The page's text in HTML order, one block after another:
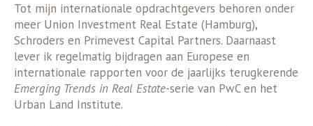
Tot mijn internationale opdrachtgevers behoren onder
meer Union Investment Real Estate (Hamburg),
Schroders en Primevest Capital Partners. Daarnaast
lever ik regelmatig bijdragen aan Europese en
internationale rapporten voor de jaarlijks terugkerende
Emerging Trends in Real Estate-serie van PwC en het
Urban Land Institute.